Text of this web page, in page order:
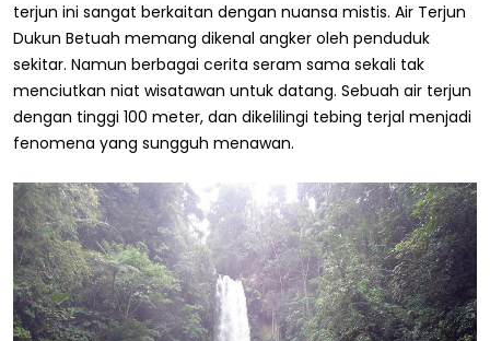
terjun ini sangat berkaitan dengan nuansa mistis. Air Terjun
Dukun Betuah memang dikenal angker oleh penduduk
sekitar. Namun berbagai cerita seram sama sekali tak
menciutkan niat wisatawan untuk datang. Sebuah air terjun
dengan tinggi 100 meter, dan dikelilingi tebing terjal menjadi
fenomena yang sungguh menawan.